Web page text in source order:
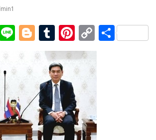
Li
n
e
Bl
o
g
g
er
T
u
m
bl
r
Pi
nt
er
e
st
C
o
n
k
S